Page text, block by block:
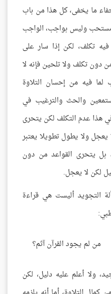
ما يخفى، كل هذا من باب
وليس بواجب، الواجب
تكلف، لكن إذا سار على
دون تكلف ولا تلحين فإنه لا
فيه من إحسان التلاوة
والحث والترغيب في
هذا عدم التكلف لكن يتحرى
يعجل ولا يطول تطويلا يعتبر
بل يتحرى القواعد من دون
لكن لا يعجل.
التجويد أليست هي قراءة
من لم يجود القرآن آثم؟
ولا أعلم عليه دليل، لكن